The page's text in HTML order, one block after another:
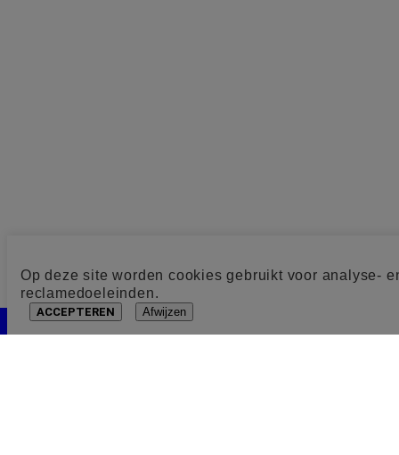
Op deze site worden cookies gebruikt voor analyse-
reclamedoeleinden.
ACCEPTEREN Afwijzen
Cookie toestemming